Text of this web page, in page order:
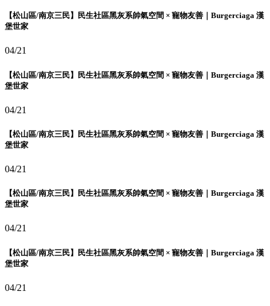
【松山區/南京三民】民生社區黑灰系帥氣空間 × 寵物友善｜Burgerciaga 漢
堡世家
04/21
【松山區/南京三民】民生社區黑灰系帥氣空間 × 寵物友善｜Burgerciaga 漢
堡世家
04/21
【松山區/南京三民】民生社區黑灰系帥氣空間 × 寵物友善｜Burgerciaga 漢
堡世家
04/21
【松山區/南京三民】民生社區黑灰系帥氣空間 × 寵物友善｜Burgerciaga 漢
堡世家
04/21
【松山區/南京三民】民生社區黑灰系帥氣空間 × 寵物友善｜Burgerciaga 漢
堡世家
04/21